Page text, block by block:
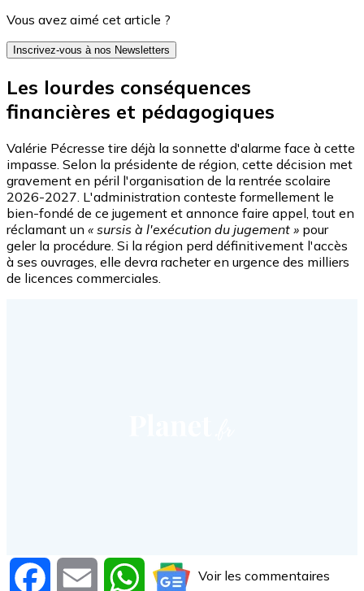
Vous avez aimé cet article ?
Inscrivez-vous à nos Newsletters
Les lourdes conséquences
financières et pédagogiques
Valérie Pécresse tire déjà la sonnette d'alarme face à cette
impasse. Selon la présidente de région, cette décision met
gravement en péril l'organisation de la rentrée scolaire
2026-2027. L'administration conteste formellement le
bien-fondé de ce jugement et annonce faire appel, tout en
réclamant un « sursis à l'exécution du jugement » pour
geler la procédure. Si la région perd définitivement l'accès
à ses ouvrages, elle devra racheter en urgence des milliers
de licences commerciales.
Facebook Email WhatsAppVoir les commentaires